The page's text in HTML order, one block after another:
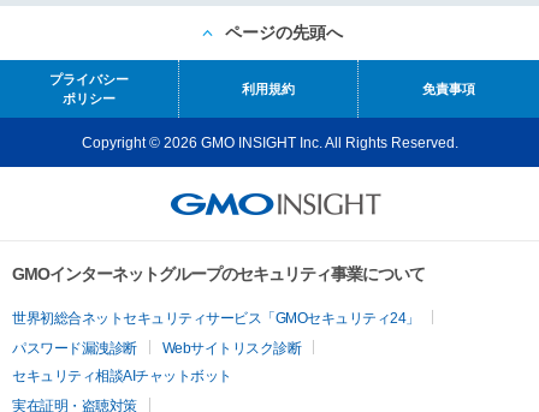
ページの先頭へ
プライバシー
ポリシー
利用規約 免責事項
Copyright © 2026 GMO INSIGHT Inc. All Rights Reserved.
GMOインターネットグループのセキュリティ事業について
世界初総合ネットセキュリティサービス「GMOセキュリティ24」
パスワード漏洩診断
Webサイトリスク診断
セキュリティ相談AIチャットボット
実在証明・盗聴対策